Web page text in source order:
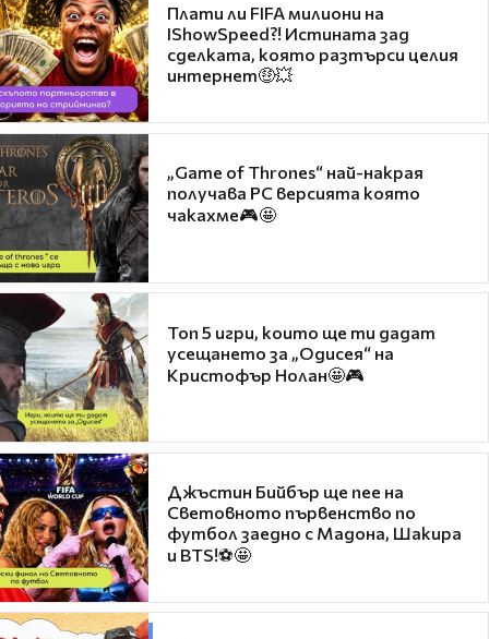
Плати ли FIFA милиони на
IShowSpeed?! Истината зад
сделката, която разтърси целия
интернет🤑💥
„Game of Thrones“ най-накрая
получава PC версията която
чакахме🎮🤩
Топ 5 игри, които ще ти дадат
усещането за „Одисея“ на
Кристофър Нолан🤩🎮
Джъстин Бийбър ще пее на
Световното първенство по
футбол заедно с Мадона, Шакира
и BTS!⚽🤩